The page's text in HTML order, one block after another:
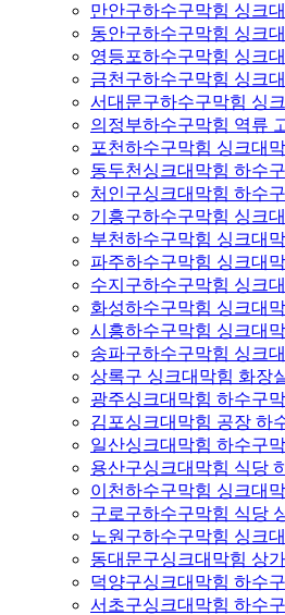
만안구하수구막힘 싱크
동안구하수구막힘 싱크
영등포하수구막힘 싱크
금천구하수구막힘 싱크
서대문구하수구막힘 싱
의정부하수구막힘 역류
포천하수구막힘 싱크대
동두천싱크대막힘 하수
처인구싱크대막힘 하수
기흥구하수구막힘 싱크
부천하수구막힘 싱크대
파주하수구막힘 싱크대
수지구하수구막힘 싱크
화성하수구막힘 싱크대
시흥하수구막힘 싱크대
송파구하수구막힘 싱크
상록구 싱크대막힘 화장
광주싱크대막힘 하수구
김포싱크대막힘 공장 하
일산싱크대막힘 하수구
용산구싱크대막힘 식당
이천하수구막힘 싱크대
구로구하수구막힘 식당
노원구하수구막힘 싱크
동대문구싱크대막힘 상
덕양구싱크대막힘 하수
서초구싱크대막힘 하수